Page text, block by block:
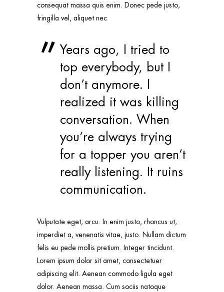
consequat massa quis enim. Donec pede justo,
fringilla vel, aliquet nec
Years ago, I tried to
top everybody, but I
don’t anymore. I
realized it was killing
conversation. When
you’re always trying
for a topper you aren’t
really listening. It ruins
communication.
Vulputate eget, arcu. In enim justo, rhoncus ut,
imperdiet a, venenatis vitae, justo. Nullam dictum
felis eu pede mollis pretium. Integer tincidunt.
Lorem ipsum dolor sit amet, consectetuer
adipiscing elit. Aenean commodo ligula eget
dolor. Aenean massa. Cum sociis natoque